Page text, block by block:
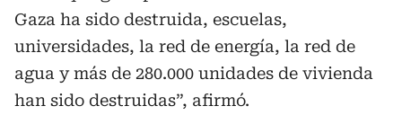
Gaza ha sido destruida, escuelas,
universidades, la red de energía, la red de
agua y más de 280.000 unidades de vivienda
han sido destruidas”, afirmó.